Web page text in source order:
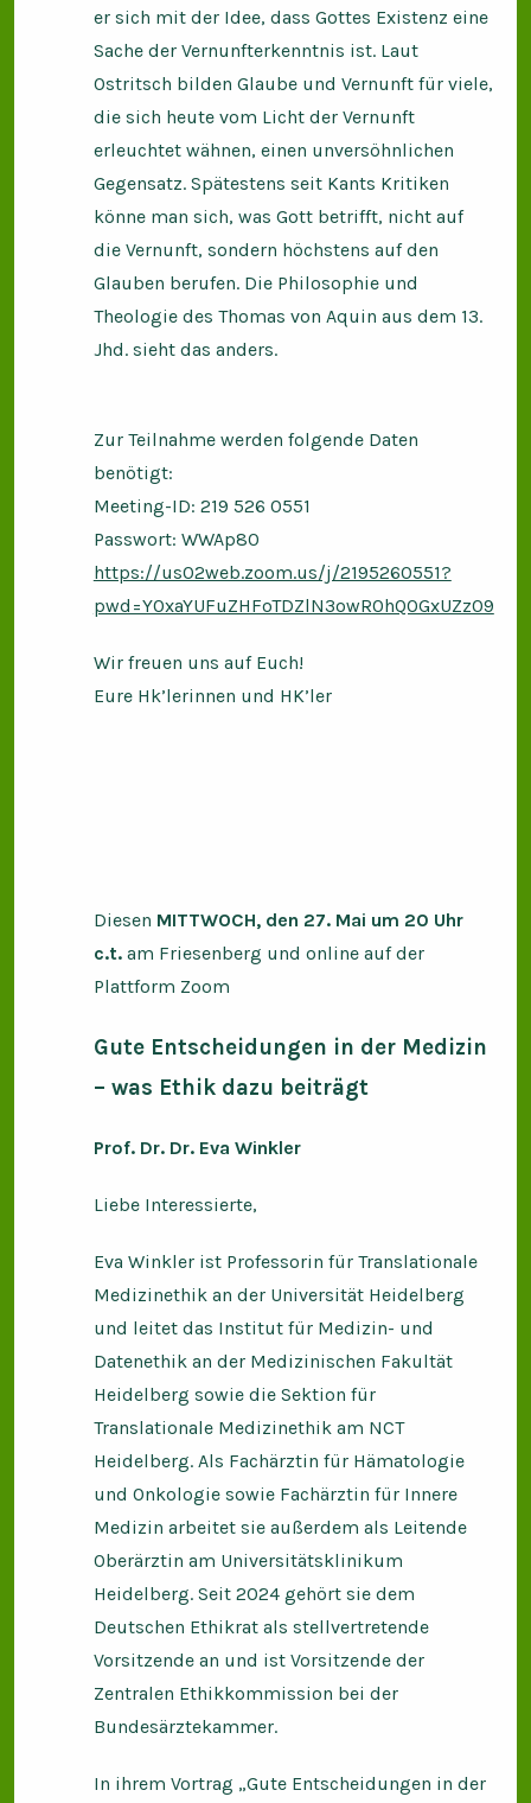
er sich mit der Idee, dass Gottes Existenz eine
Sache der Vernunfterkenntnis ist. Laut
Ostritsch bilden Glaube und Vernunft für viele,
die sich heute vom Licht der Vernunft
erleuchtet wähnen, einen unversöhnlichen
Gegensatz. Spätestens seit Kants Kritiken
könne man sich, was Gott betrifft, nicht auf
die Vernunft, sondern höchstens auf den
Glauben berufen. Die Philosophie und
Theologie des Thomas von Aquin aus dem 13.
Jhd. sieht das anders.
Zur Teilnahme werden folgende Daten
benötigt:
Meeting-ID: 219 526 0551
Passwort: WWAp80
https://us02web.zoom.us/j/2195260551?
pwd=Y0xaYUFuZHFoTDZlN3owR0hQOGxUZz09
Wir freuen uns auf Euch!
Eure Hk’lerinnen und HK’ler
Diesen MITTWOCH, den 27. Mai um 20 Uhr
c.t.am Friesenberg und online auf der
Plattform Zoom
Gute Entscheidungen in der Medizin
– was Ethik dazu beiträgt
Prof. Dr. Dr. Eva Winkler
Liebe Interessierte,
Eva Winkler ist Professorin für Translationale
Medizinethik an der Universität Heidelberg
und leitet das Institut für Medizin- und
Datenethik an der Medizinischen Fakultät
Heidelberg sowie die Sektion für
Translationale Medizinethik am NCT
Heidelberg. Als Fachärztin für Hämatologie
und Onkologie sowie Fachärztin für Innere
Medizin arbeitet sie außerdem als Leitende
Oberärztin am Universitätsklinikum
Heidelberg. Seit 2024 gehört sie dem
Deutschen Ethikrat als stellvertretende
Vorsitzende an und ist Vorsitzende der
Zentralen Ethikkommission bei der
Bundesärztekammer.
In ihrem Vortrag „Gute Entscheidungen in der